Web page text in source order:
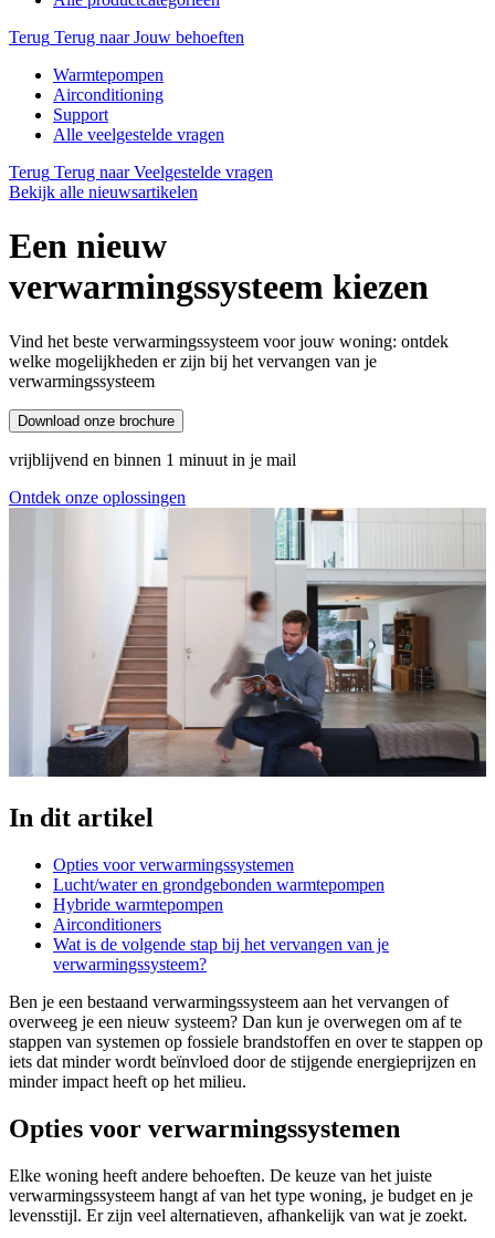
Terug Terug naar Jouw behoeften
Warmtepompen
Airconditioning
Support
Alle veelgestelde vragen
Terug Terug naar Veelgestelde vragen
Bekijk alle nieuwsartikelen
Een nieuw
verwarmingssysteem kiezen
Vind het beste verwarmingssysteem voor jouw woning: ontdek
welke mogelijkheden er zijn bij het vervangen van je
verwarmingssysteem
Download onze brochure
vrijblijvend en binnen 1 minuut in je mail
Ontdek onze oplossingen
In dit artikel
Opties voor verwarmingssystemen
Lucht/water en grondgebonden warmtepompen
Hybride warmtepompen
Airconditioners
Wat is de volgende stap bij het vervangen van je
verwarmingssysteem?
Ben je een bestaand verwarmingssysteem aan het vervangen of
overweeg je een nieuw systeem? Dan kun je overwegen om af te
stappen van systemen op fossiele brandstoffen en over te stappen op
iets dat minder wordt beïnvloed door de stijgende energieprijzen en
minder impact heeft op het milieu.
Opties voor verwarmingssystemen
Elke woning heeft andere behoeften. De keuze van het juiste
verwarmingssysteem hangt af van het type woning, je budget en je
levensstijl. Er zijn veel alternatieven, afhankelijk van wat je zoekt.